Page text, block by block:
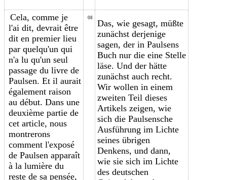
Cela, comme je
l'ai dit, devrait être
dit en premier lieu
par quelqu'un qui
n'a lu qu'un seul
passage du livre de
Paulsen. Et il aurait
également raison
au début. Dans une
deuxième partie de
cet article, nous
montrerons
comment l'exposé
de Paulsen apparaît
à la lumière du
reste de sa pensée,
08
Das, wie gesagt, müßte
zunächst derjenige
sagen, der in Paulsens
Buch nur die eine Stelle
läse. Und der hätte
zunächst auch recht.
Wir wollen in einem
zweiten Teil dieses
Artikels zeigen, wie
sich die Paulsensche
Ausführung im Lichte
seines übrigen
Denkens, und dann,
wie sie sich im Lichte
des deutschen